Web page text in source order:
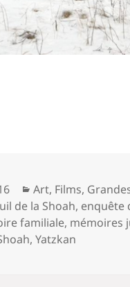
Catégories
Art, Films,
de la Shoah, enquête
familiale, mémoires
,Yatzkan